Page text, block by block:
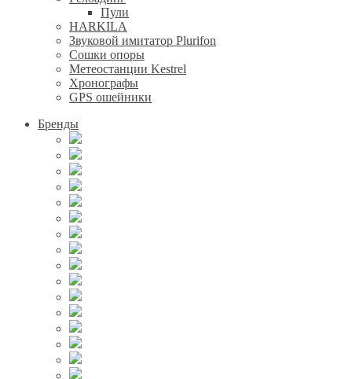
Пули
HARKILA
Звуковой имитатор Plurifon
Сошки опоры
Метеостанции Kestrel
Хронографы
GPS ошейники
Бренды